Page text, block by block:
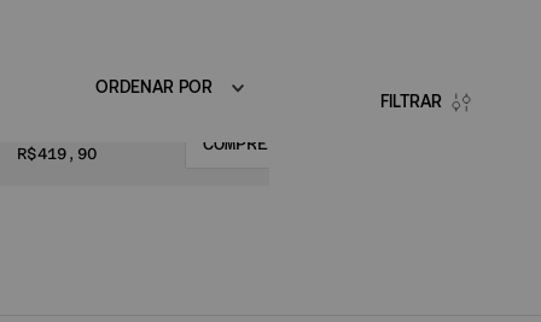
ORDENAR POR
FILTRAR
R$419,90